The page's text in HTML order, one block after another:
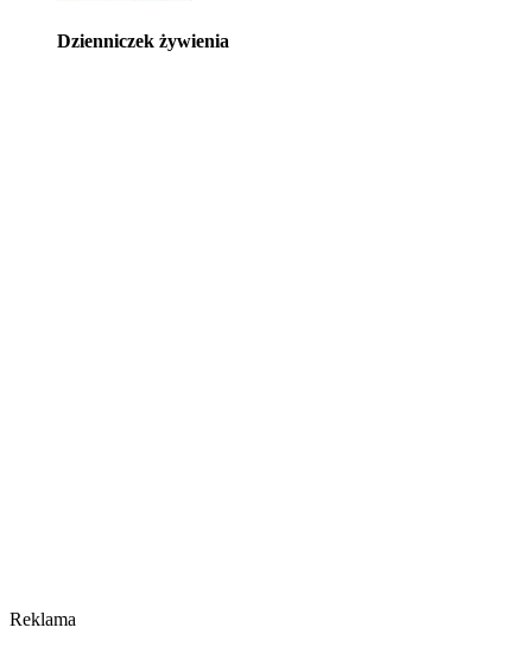
Dzienniczek żywienia
Reklama